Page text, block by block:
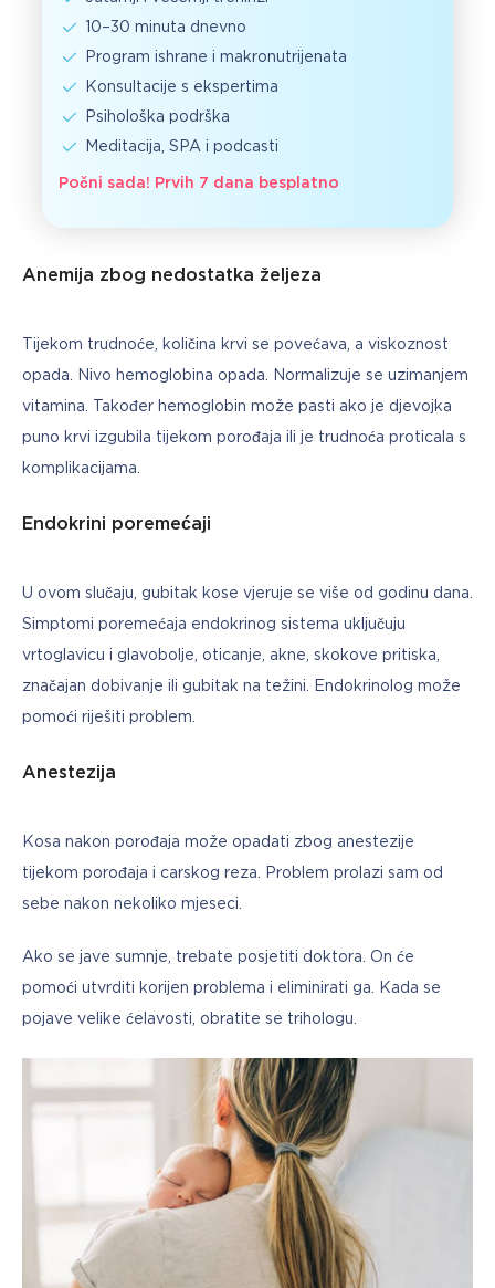
10–30 minuta dnevno
Program ishrane i makronutrijenata
Konsultacije s ekspertima
Psihološka podrška
Meditacija, SPA i podcasti
Počni sada! Prvih 7 dana besplatno
Anemija zbog nedostatka željeza
Tijekom trudnoće, količina krvi se povećava, a viskoznost
opada. Nivo hemoglobina opada. Normalizuje se uzimanjem
vitamina. Također hemoglobin može pasti ako je djevojka
puno krvi izgubila tijekom porođaja ili je trudnoća proticala s
komplikacijama.
Endokrini poremećaji
U ovom slučaju, gubitak kose vjeruje se više od godinu dana.
Simptomi poremećaja endokrinog sistema uključuju
vrtoglavicu i glavobolje, oticanje, akne, skokove pritiska,
značajan dobivanje ili gubitak na težini. Endokrinolog može
pomoći riješiti problem.
Anestezija
Kosa nakon porođaja može opadati zbog anestezije
tijekom porođaja i carskog reza. Problem prolazi sam od
sebe nakon nekoliko mjeseci.
Ako se jave sumnje, trebate posjetiti doktora. On će
pomoći utvrditi korijen problema i eliminirati ga. Kada se
pojave velike ćelavosti, obratite se trihologu.